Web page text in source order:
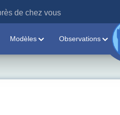
de chez vous
Modèles Observations